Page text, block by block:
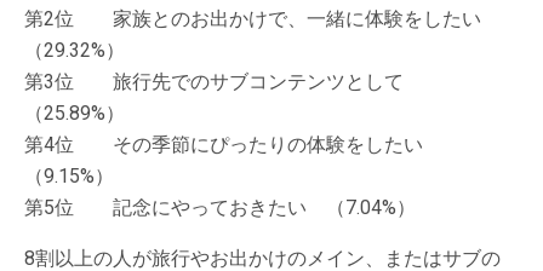
第2位 家族とのお出かけで、一緒に体験をしたい
（29.32%）
第3位 旅行先でのサブコンテンツとして
（25.89%）
第4位 その季節にぴったりの体験をしたい
（9.15%）
第5位 記念にやっておきたい （7.04%）
8割以上の人が旅行やお出かけのメイン、またはサブの